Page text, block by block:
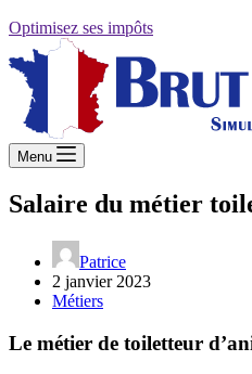
Optimisez ses impôts
Menu
Salaire du métier
Patrice
2 janvier 2023
Métiers
Le métier de toiletteur